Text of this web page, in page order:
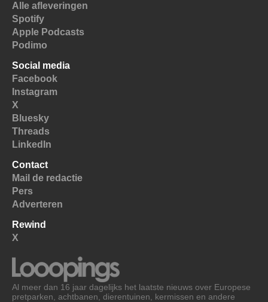
Alle afleveringen
Spotify
Apple Podcasts
Podimo
Social media
Facebook
Instagram
X
Bluesky
Threads
LinkedIn
Contact
Mail de redactie
Pers
Adverteren
Rewind
X
Al meer dan 16 jaar dagelijks het laatste nieuws over Europese
pretparken, achtbanen, dierentuinen, kermissen en andere